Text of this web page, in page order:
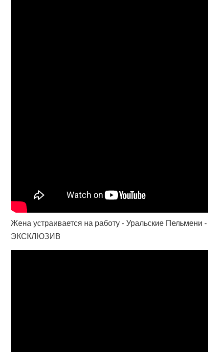
Жена устраивается на работу - Уральские Пельмени -
ЭКСКЛЮЗИВ